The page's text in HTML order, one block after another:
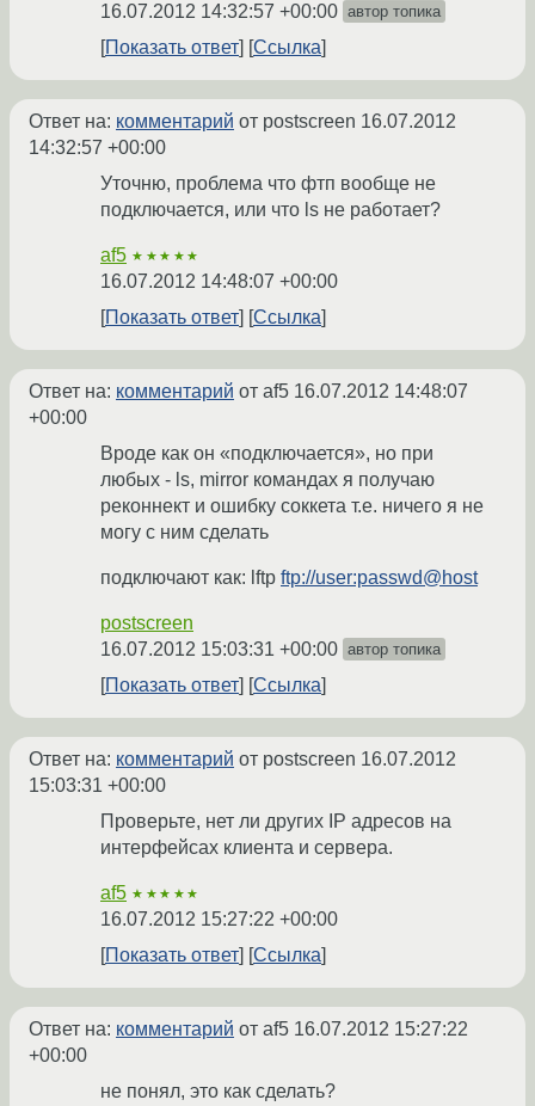
16.07.2012 14:32:57 +00:00 автор топика
Показать ответ Ссылка
Ответ на: комментарий от postscreen 16.07.2012
14:32:57 +00:00
Уточню, проблема что фтп вообще не
подключается, или что ls не работает?
af5 ★★★★★
16.07.2012 14:48:07 +00:00
Показать ответ
Ссылка
Ответ на: комментарий от af5 16.07.2012 14:48:07
+00:00
Вроде как он «подключается», но при
любых - ls, mirror командах я получаю
реконнект и ошибку соккета т.е. ничего я не
могу с ним сделать
подключают как: lftp ftp://user:passwd@host
postscreen
16.07.2012 15:03:31 +00:00 автор топика
Показать ответ Ссылка
Ответ на: комментарий от postscreen 16.07.2012
15:03:31 +00:00
Проверьте, нет ли других IP адресов на
интерфейсах клиента и сервера.
af5 ★★★★★
16.07.2012 15:27:22 +00:00
Показать ответ
Ссылка
Ответ на: комментарий от af5 16.07.2012 15:27:22
+00:00
не понял, это как сделать?